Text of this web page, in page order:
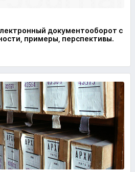
документооборот с
примеры, перспективы.